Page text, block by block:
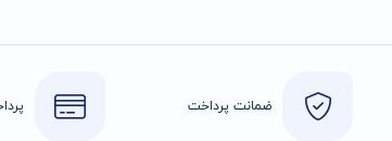
ضمانت پرداخت